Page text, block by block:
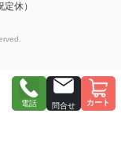
電話 問合せ カート
休）